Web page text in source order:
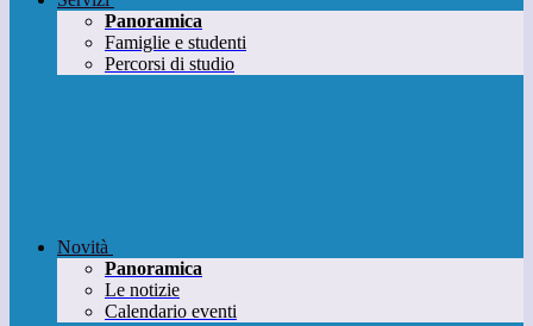
Panoramica
Famiglie e studenti
Percorsi di studio
Novità
Panoramica
Le notizie
Calendario eventi